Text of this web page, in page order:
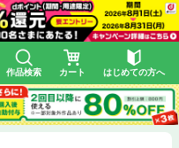
作品検索 カート はじめての方へ